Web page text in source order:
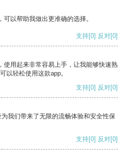
以帮助我做出更准确的选择。
支持[0] 反对[0]
使用起来非常容易上手，让我能够快速熟
以轻松使用这款app。
支持[0] 反对[0]
我们带来了无限的流畅体验和安全性保
支持[0] 反对[0]